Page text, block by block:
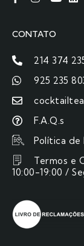
CONTATO
214 374
925 235
F.A.Q.s
Política de
Termos e
10:00-19:00 /